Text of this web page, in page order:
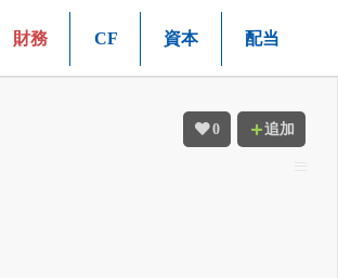
財務 CF 資本 配当
0 追加